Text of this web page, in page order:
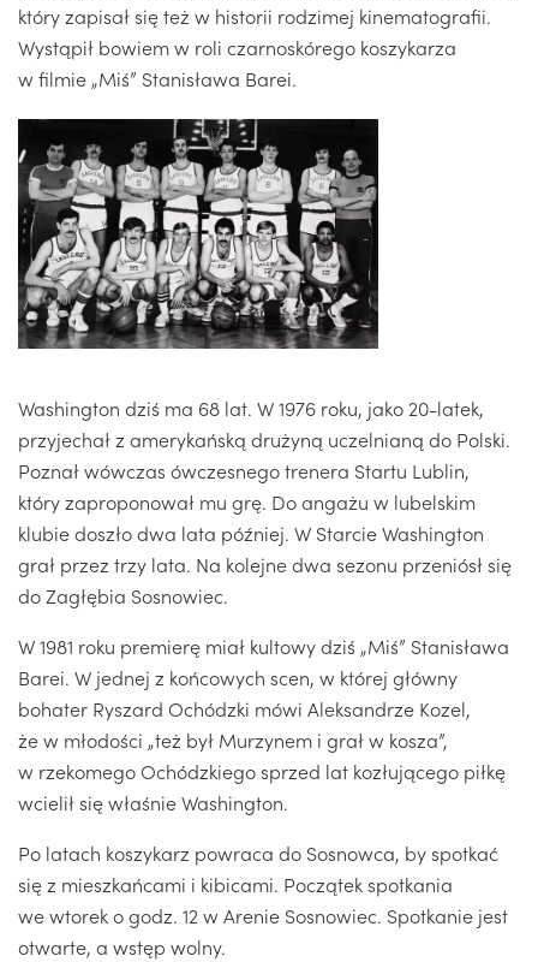
który zapisał się też w historii rodzimej kinematografii.
Wystąpił bowiem w roli czarnoskórego koszykarza
w filmie „Miś” Stanisława Barei.
Washington dziś ma 68 lat. W 1976 roku, jako 20-latek,
przyjechał z amerykańską drużyną uczelnianą do Polski.
Poznał wówczas ówczesnego trenera Startu Lublin,
który zaproponował mu grę. Do angażu w lubelskim
klubie doszło dwa lata później. W Starcie Washington
grał przez trzy lata. Na kolejne dwa sezonu przeniósł się
do Zagłębia Sosnowiec.
W 1981 roku premierę miał kultowy dziś „Miś” Stanisława
Barei. W jednej z końcowych scen, w której główny
bohater Ryszard Ochódzki mówi Aleksandrze Kozel,
że w młodości „też był Murzynem i grał w kosza”,
w rzekomego Ochódzkiego sprzed lat kozłującego piłkę
wcielił się właśnie Washington.
Po latach koszykarz powraca do Sosnowca, by spotkać
się z mieszkańcami i kibicami. Początek spotkania
we wtorek o godz. 12 w Arenie Sosnowiec. Spotkanie jest
otwarte, a wstęp wolny.